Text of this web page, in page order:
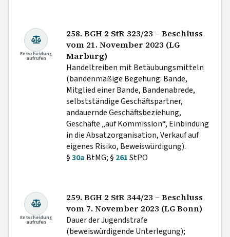
Entscheidung
aufrufen
258. BGH 2 StR 323/23 – Beschluss
vom 21. November 2023 (LG
Marburg)
Handeltreiben mit Betäubungsmitteln
(bandenmäßige Begehung: Bande,
Mitglied einer Bande, Bandenabrede,
selbstständige Geschäftspartner,
andauernde Geschäftsbeziehung,
Geschäfte „auf Kommission“, Einbindung
in die Absatzorganisation, Verkauf auf
eigenes Risiko, Beweiswürdigung).
§30a BtMG; § 261StPO
Entscheidung
aufrufen
259. BGH 2 StR 344/23 – Beschluss
vom 7. November 2023 (LG Bonn)
Dauer der Jugendstrafe
(beweiswürdigende Unterlegung);